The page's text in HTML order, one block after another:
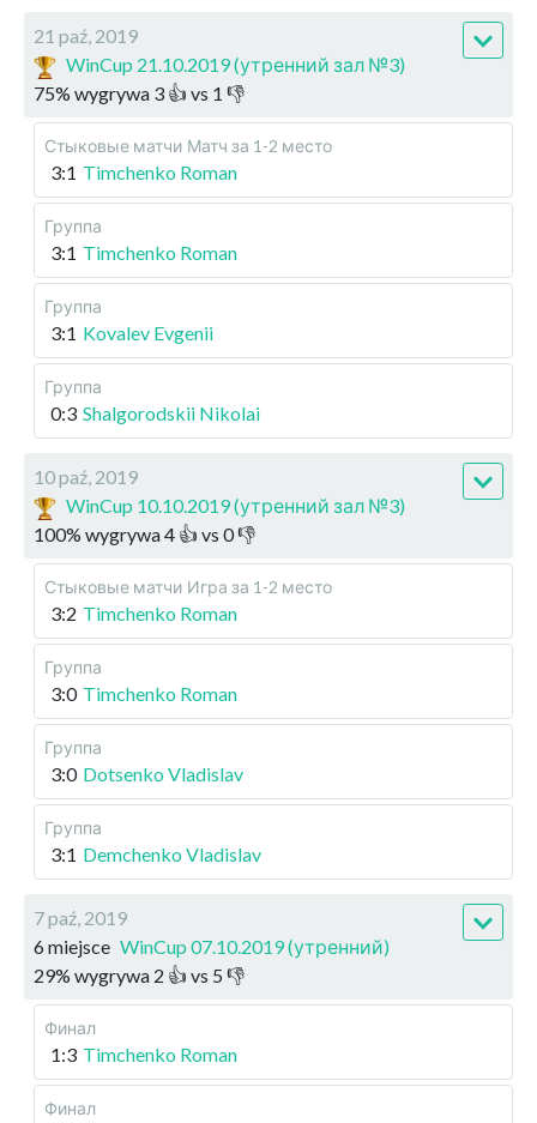
21 paź, 2019
WinCup 21.10.2019 (утренний зал №3)
75% wygrywa 3 👍 vs 1 👎
Стыковые матчи Матч за 1-2 место
3:1 Timchenko Roman
Группа
3:1 Timchenko Roman
Группа
3:1 Kovalev Evgenii
Группа
0:3 Shalgorodskii Nikolai
10 paź, 2019
WinCup 10.10.2019 (утренний зал №3)
100% wygrywa4 👍 vs 0👎
Стыковые матчи Игра за 1-2 место
3:2 Timchenko Roman
Группа
3:0 Timchenko Roman
Группа
3:0 Dotsenko Vladislav
Группа
3:1 Demchenko Vladislav
7 paź, 2019
6 miejsce WinCup 07.10.2019 (утренний)
29% wygrywa 2 👍 vs 5 👎
Финал
1:3 Timchenko Roman
Финал